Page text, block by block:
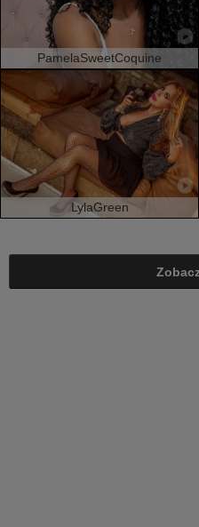
PamelaSweetCoquine
LylaGreen